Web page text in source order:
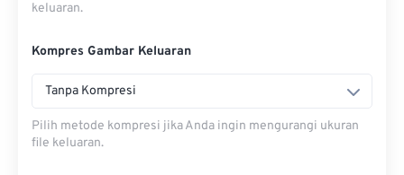
keluaran.
Kompres Gambar Keluaran
Tanpa Kompresi
Pilih metode kompresi jika Anda ingin mengurangi ukuran
file keluaran.